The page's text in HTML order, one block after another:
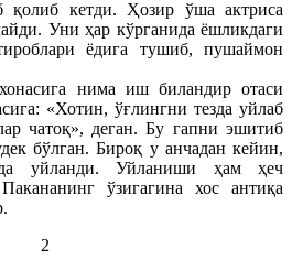
қолиб кетди. Ҳозир ўша актриса
Уни ҳар кўрганида ёшликдаги
ёдига тушиб, пушаймон
нима иш биландир отаси
«Хотин, ўғлингни тезда уйлаб
чатоқ», деган. Бу гапни эшитиб
бўлган. Бироқ у анчадан кейин,
уйланди. Уйланиши ҳам ҳеч
ўзигагина хос антиқа
2